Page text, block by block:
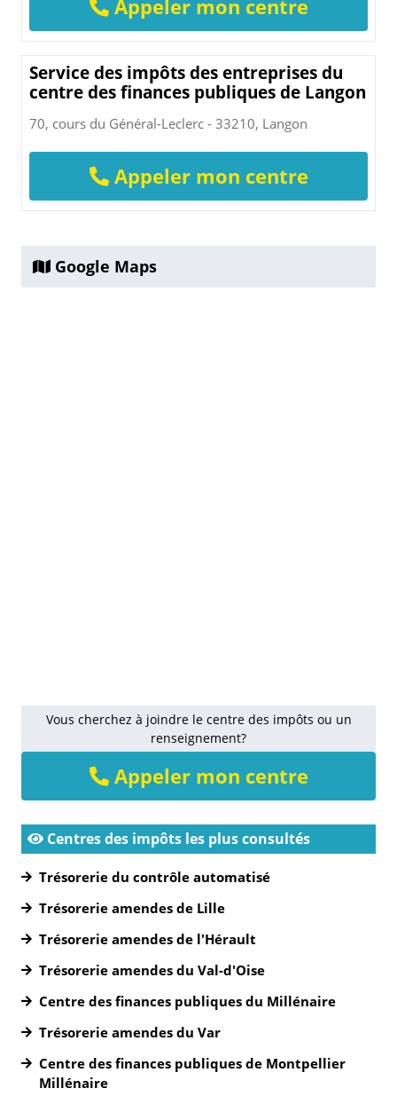
Appeler mon centre
Service des impôts des entreprises du
centre des finances publiques de Langon
70, cours du Général-Leclerc - 33210, Langon
Appeler mon centre
Google Maps
Vous cherchez à joindre le centre des impôts ou un
renseignement?
Appeler mon centre
Centres des impôts les plus consultés
Trésorerie du contrôle automatisé
Trésorerie amendes de Lille
Trésorerie amendes de l'Hérault
Trésorerie amendes du Val-d'Oise
Centre des finances publiques du Millénaire
Trésorerie amendes du Var
Centre des finances publiques de Montpellier
Millénaire